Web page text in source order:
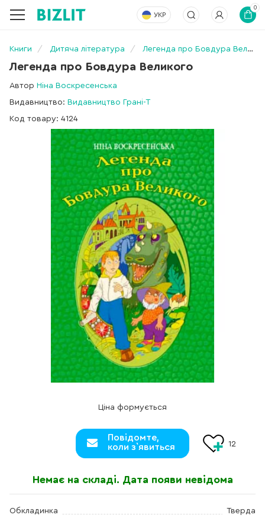
УКР
0
Книги Дитяча література Легенда про Бовдура Великого
Легенда про Бовдура Великого
Автор Ніна Воскресенська
Видавництво: Видавництво Грані-Т
Код товару: 4124
Ціна формується
Повідомте,
коли з`явиться
12
Немає на складі. Дата появи невідома
Обкладинка Тверда